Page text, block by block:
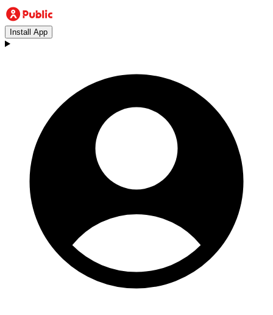
Install App